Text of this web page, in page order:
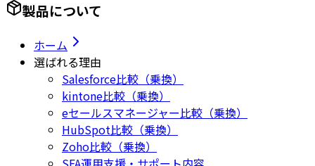
製品について
ホーム
選ばれる理由
Salesforce比較（乗換）
kintone比較（乗換）
eセールスマネージャー比較（乗換）
HubSpot比較（乗換）
Zoho比較（乗換）